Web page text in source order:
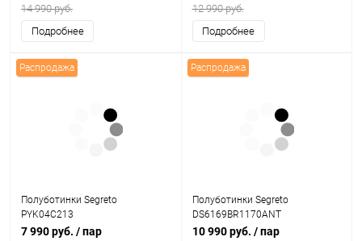
14 990 руб.
Подробнее
12 990 руб.
Подробнее
Распродажа
Полуботинки Segreto
PYK04C213
7 990 руб. / пар
Распродажа
Полуботинки Segreto
DS6169BR1170ANT
10 990 руб. / пар